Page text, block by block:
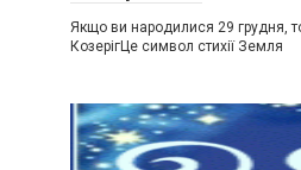
Якщо ви народилися 29 грудня,
КозерігЦе символ стихії Земля